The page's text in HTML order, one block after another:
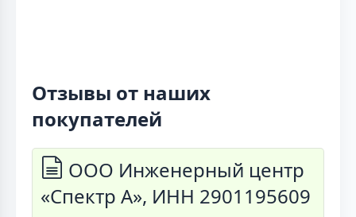
Отзывы от наших
покупателей
ООО Инженерный центр
«Спектр А», ИНН 2901195609